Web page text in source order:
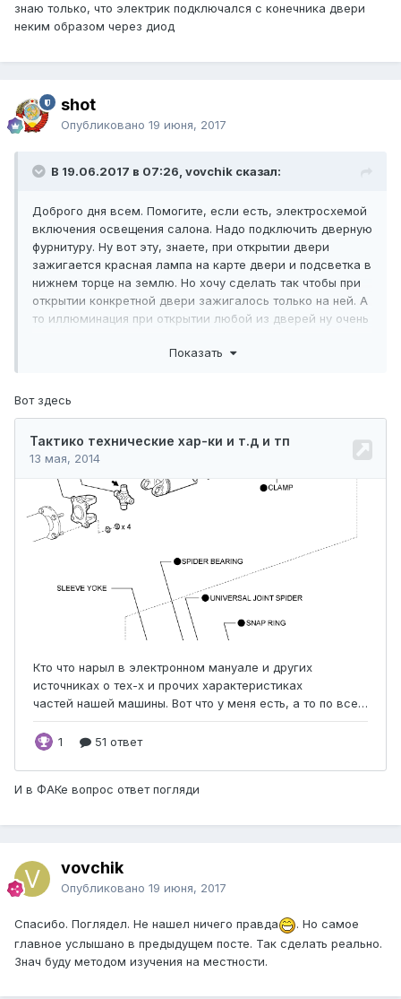
знаю только, что электрик подключался с конечника двери
неким образом через диод
shot
Опубликовано 19 июня, 2017
В 19.06.2017 в 07:26, vovchik сказал:
Доброго дня всем. Помогите, если есть, электросхемой
включения освещения салона. Надо подключить дверную
фурнитуру. Ну вот эту, знаете, при открытии двери
зажигается красная лампа на карте двери и подсветка в
нижнем торце на землю. Но хочу сделать так чтобы при
открытии конкретной двери зажигалось только на ней. А
то иллюминация при открытии любой из дверей ну очень
выкладывали, но ниасилил я найти их
Показать
Вот здесь
И в ФАКе вопрос ответ погляди
vovchik
Опубликовано 19 июня, 2017
Спасибо. Поглядел. Не нашел ничего правда
. Но самое
главное услышано в предыдущем посте. Так сделать реально.
Знач буду методом изучения на местности.